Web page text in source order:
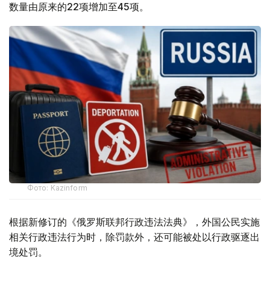
数量由原来的22项增加至45项。
Фото: Kazinform
根据新修订的《俄罗斯联邦行政违法法典》，外国公民实施
相关行政违法行为时，除罚款外，还可能被处以行政驱逐出
境处罚。